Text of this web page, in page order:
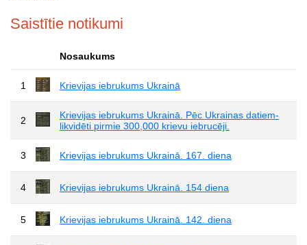
Saistītie notikumi
Nosaukums
1 Krievijas iebrukums Ukrainā
2
Krievijas iebrukums Ukrainā. Pēc Ukrainas datiem-
likvidēti pirmie 300,000 krievu iebrucēji.
3 Krievijas iebrukums Ukrainā. 167. diena
4 Krievijas iebrukums Ukrainā. 154 diena
5 Krievijas iebrukums Ukrainā. 142. diena